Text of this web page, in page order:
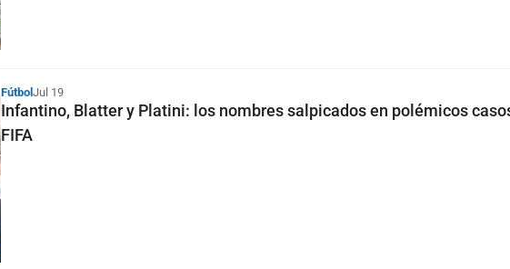
Fútbol Jul 19
Infantino, Blatter y Platini: los nombres salpicados en polémicos
FIFA